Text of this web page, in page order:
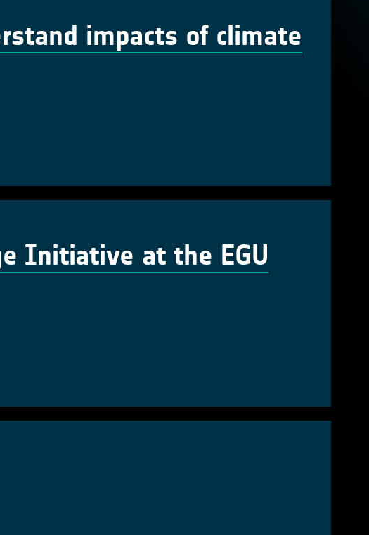
impacts of climate
Initiative at the EGU